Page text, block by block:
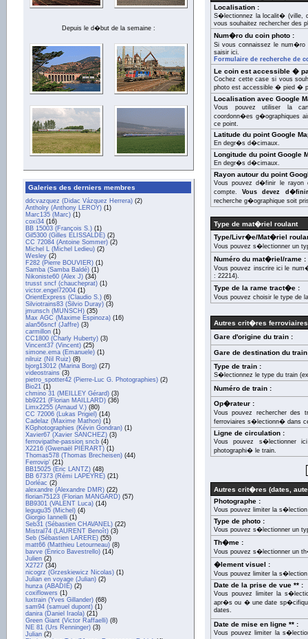
Depuis le d�but de la semaine :
Galeries des derniers membres
ddcvazquez (Didac Vázquez Herrera) (2)
Antholry (Anthony LEROY) (1)
Marc135 (Marc) (1)
coxi34 (16)
BB 15003 (François S.) (1)
Gil5300 (Gilles ELISSALDE) (2)
CC 72084 (Antoine Sommer) (2)
Michel L (Michel Ledieu) (2)
Wesley (2)
F282 (Pierre BOUVIER) (1)
Samba (Samba Baldé) (1)
Nikoniste60 (Alex J) (34)
trusst sncf (chaucheprat) (1)
victor.engel72004 (1)
OrientExpress (Claudio S.) (6)
Silviotrains83 (Silvio Duray) (3)
jmunsch (MUNSCH) (35)
Max AGC (Maxime Espinoza) (16)
alan56sncf (Jaffre) (3)
carmillon (1)
CC1800 (Charly Huberty) (3)
Vincent37 (Vincent) (25)
simone.ema (Emanuele) (1)
nilruiz (Nil Ruiz) (8)
bjorg13012 (Marina Borg) (27)
videostrains (3)
pietro_spotter42 (Pierre-Luc G. Photographies) (2)
Bio21 (1)
chmino 31 (MEILLEY Gérard) (3)
bb9221 (Florian MAILLARD) (36)
Limx2255 (Arnaud V.) (80)
CC 72006 (Lukas Prigiel) (14)
Cadelaz (Maxime Mathon) (1)
KGphotographies (Kévin Gondran) (1)
Xavier67 (Xavier SANCHEZ) (3)
ferrovipathe-passion sncb (4)
X2216 (Gwenaël PIÉRART) (1)
Thomas578 (Thomas Brecheisen) (44)
Ferrovip' (21)
BB15025 (Eric LANTZ) (48)
BB 67373 (Rémi LAPEYRE) (21)
Dorléac (2)
alexandre (Alexandre DMR) (22)
florian75123 (Florian MANGARD) (57)
BB9301 (VALENT Luca) (14)
legugu35 (Michel) (4)
Giorgio Iannelli (1)
Seb31 (Sébastien CHAVANEL) (22)
Mistral74 (LAURENT Benoît) (3)
Seb (Sébastien LARERE) (55)
matt66 (Matthieu Letourneau) (8)
bavve (Enrico Bavestrello) (14)
Julien (2)
X2727 (34)
nicogrz (Grzeskiewicz Nicolas) (1)
Julian en voyage (Julian) (2)
hunza (ABADIE) (2)
coxiflowers (1)
luxtrain (Yves Gillander) (68)
sam94 (samuel dupont) (1)
danira (Daniel Iraola) (21)
Green Giant (Victor Raffaelli) (8)
NE 81 (Urs Renninger) (3)
Julian (2)
Localisation :
S�lectionnez la localit� (ville,
vous souhaitez rechercher des
Num�ro du coin photo :
Si vous connaissez le
saisir ici.
Formulaire de recherche de
Le coin est accessible �
Cochez cette case si vous
photo est accessible � pied �
Localisation avec Google
Vous pouvez utiliser la
coordonn�es g�ographiques
ce point.
Latitude du point Google
En degr�s d�cimaux.
Longitude du point Google
En degr�s d�cimaux.
Rayon autour du point
Vous pouvez d�finir le
compte.Vous devez
recherche g�ographique soit
Type de mat�riel roulant
Type/Livr�e/Mat�riel
Vous pouvez s�lectionner un
Numéro du mat�riel/rame :
Vous pouvez inscrire ici le
: 22214).
Type de la rame tract�e :
Vous pouvez choisir le type de
Autres crit�res ferroviaires
Gare d'origine du train :
Gare de destination du
Type de train :
S�lectionnez le type du train
Numéro de train :
Op�rateur :
Vous pouvez rechercher des
ferroviaires s�lectionn� dans
Ligne de circulation :
Vous pouvez
photographi� le train.
Autres crit�res (dates,
Photographe :
Vous pouvez limiter la
Type de photo :
Vous pouvez s�lectionner un
Th�me :
Vous pouvez s�lectionner un
�lement visuel :
Vous pouvez limiter la
Date de la prise de vue ** :
Vous pouvez limiter la
apr�s ou � une date
dates.
Date de mise en ligne ** :
Vous pouvez limiter la